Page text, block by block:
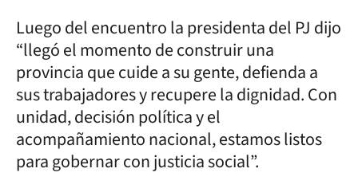
Luego del encuentro la presidenta del PJ dijo
“llegó el momento de construir una
provincia que cuide a su gente, defienda a
sus trabajadores y recupere la dignidad. Con
unidad, decisión política y el
acompañamiento nacional, estamos listos
para gobernar con justicia social”.